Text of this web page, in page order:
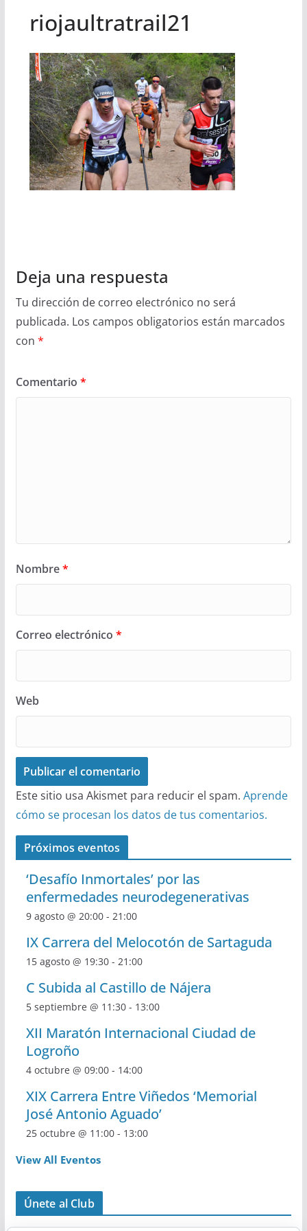
riojaultratrail21
Deja una respuesta
Tu dirección de correo electrónico no será
publicada. Los campos obligatorios están marcados
con *
Comentario *
Nombre*
Correo electrónico *
Web
Este sitio usa Akismet para reducir el spam. Aprende
cómo se procesan los datos de tus comentarios.
Próximos eventos
‘Desafío Inmortales’ por las
enfermedades neurodegenerativas
9 agosto @ 20:00- 21:00
IX Carrera del Melocotón de Sartaguda
15 agosto @ 19:30- 21:00
C Subida al Castillo de Nájera
5 septiembre @ 11:30- 13:00
XII Maratón Internacional Ciudad de
Logroño
4 octubre @ 09:00- 14:00
XIX Carrera Entre Viñedos ‘Memorial
José Antonio Aguado’
25 octubre @ 11:00- 13:00
View All Eventos
Únete al Club